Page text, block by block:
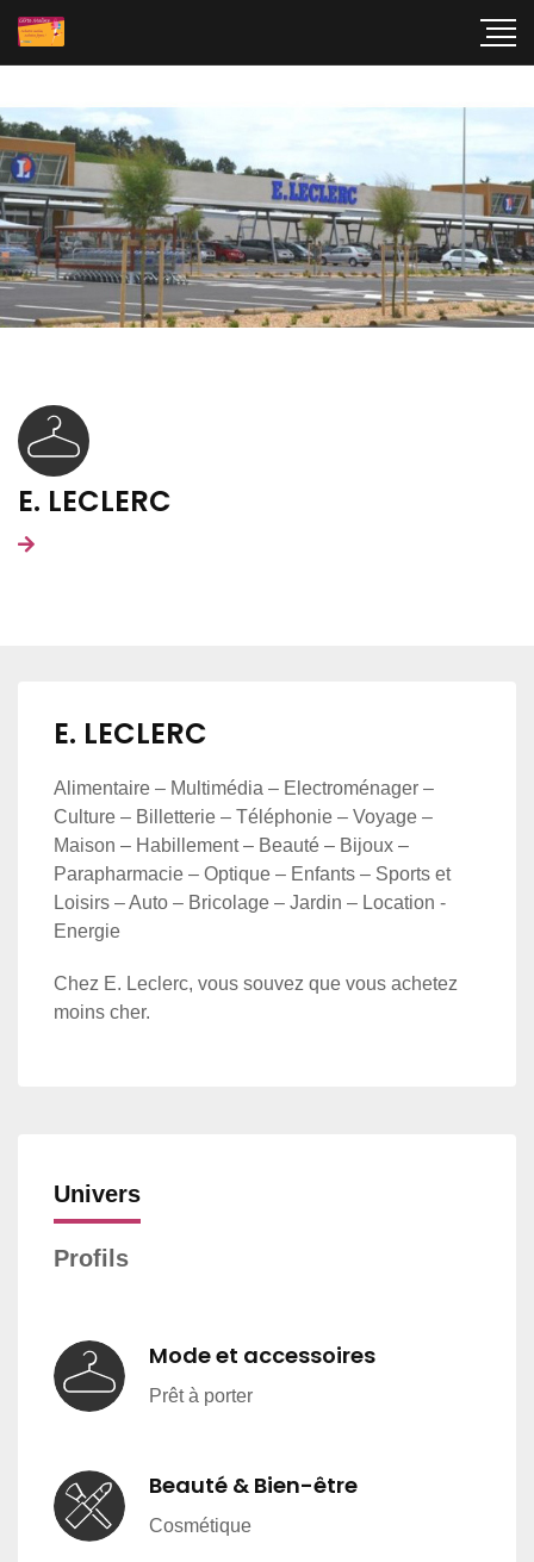
E. LECLERC
E. LECLERC
Alimentaire – Multimédia – Electroménager –
Culture – Billetterie – Téléphonie – Voyage –
Maison – Habillement – Beauté – Bijoux –
Parapharmacie – Optique – Enfants – Sports et
Loisirs – Auto – Bricolage – Jardin – Location -
Energie
Chez E. Leclerc, vous souvez que vous achetez
moins cher.
Univers
Profils
Mode et accessoires
Prêt à porter
Beauté & Bien-être
Cosmétique